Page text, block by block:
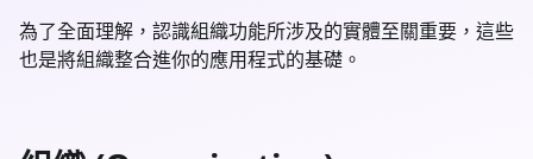
為了全面理解，認識組織功能所涉及的實體至關重要，這些
也是將組織整合進你的應用程式的基礎。